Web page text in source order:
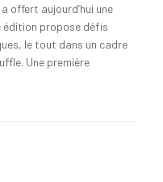
offert aujourd’hui une
édition propose défis
le tout dans un cadre
Une première